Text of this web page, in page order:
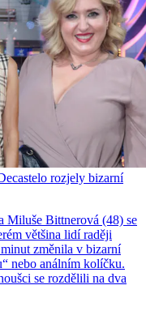
rozjely bizarní
Miluše Bittnerová (48) se
většina lidí raději
změnila v bizarní
nebo análním kolíčku.
se rozdělili na dva